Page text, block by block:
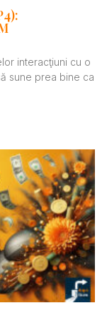
interacţiuni cu o
sune prea bine ca